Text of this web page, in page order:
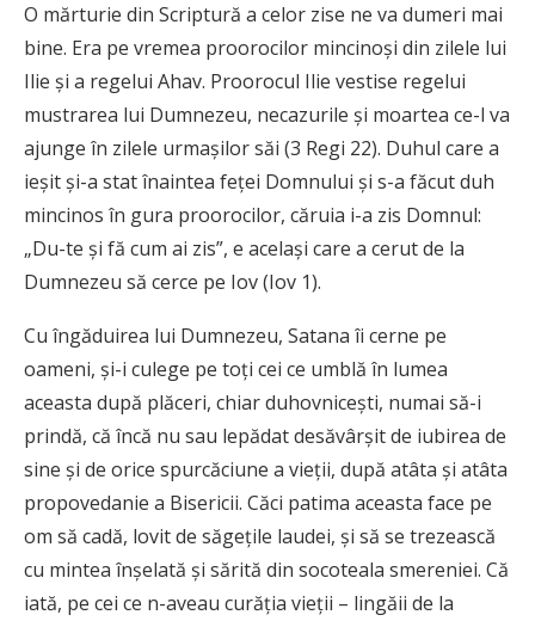
O mărturie din Scriptură a celor zise ne va dumeri mai
bine. Era pe vremea proorocilor mincinoşi din zilele lui
Ilie şi a regelui Ahav. Proorocul Ilie vestise regelui
mustrarea lui Dumnezeu, necazurile şi moartea ce-l va
ajunge în zilele urmaşilor săi (3 Regi 22). Duhul care a
ieşit şi-a stat înaintea feţei Domnului şi s-a făcut duh
mincinos în gura proorocilor, căruia i-a zis Domnul:
„Du-te şi fă cum ai zis”, e acelaşi care a cerut de la
Dumnezeu să cerce pe Iov (Iov 1).
Cu îngăduirea lui Dumnezeu, Satana îi cerne pe
oameni, şi-i culege pe toţi cei ce umblă în lumea
aceasta după plăceri, chiar duhovniceşti, numai să-i
prindă, că încă nu sau lepădat desăvârşit de iubirea de
sine şi de orice spurcăciune a vieţii, după atâta şi atâta
propovedanie a Bisericii. Căci patima aceasta face pe
om să cadă, lovit de săgeţile laudei, şi să se trezească
cu mintea înşelată şi sărită din socoteala smereniei. Că
iată, pe cei ce n-aveau curăţia vieţii – lingăii de la